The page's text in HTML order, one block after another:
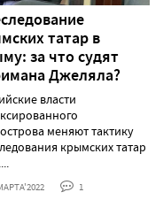
татар в
за что судят
Джеляла?
власти
меняют тактику
крымских татар
1